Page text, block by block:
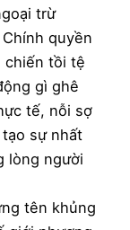
trừ
quyền
chiến tồi tệ
gì ghê
tế, nỗi sợ
sự nhất
lòng người
tên khủng